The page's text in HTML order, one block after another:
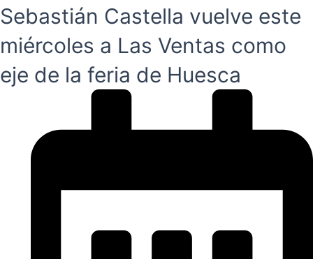
Sebastián Castella vuelve este
miércoles a Las Ventas como
eje de la feria de Huesca